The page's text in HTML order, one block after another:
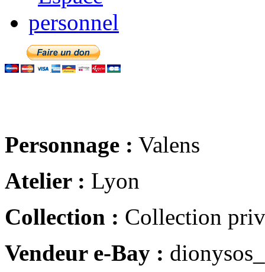
Personnage : Valens
Atelier : Lyon
Collection : Collection
Vendeur e-Bay :